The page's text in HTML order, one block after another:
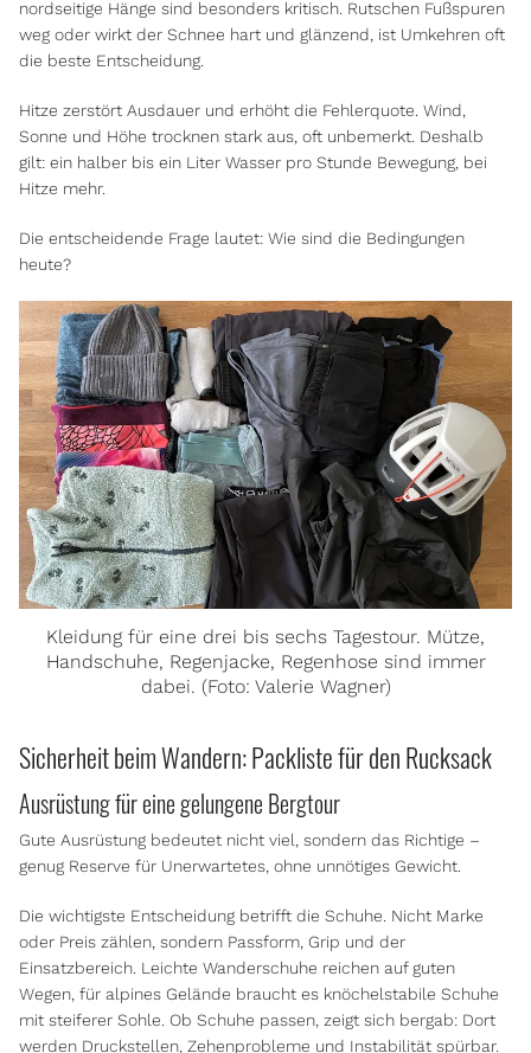
nordseitige Hänge sind besonders kritisch. Rutschen Fußspuren
weg oder wirkt der Schnee hart und glänzend, ist Umkehren oft
die beste Entscheidung.
Hitze zerstört Ausdauer und erhöht die Fehlerquote. Wind,
Sonne und Höhe trocknen stark aus, oft unbemerkt. Deshalb
gilt: ein halber bis ein Liter Wasser pro Stunde Bewegung, bei
Hitze mehr.
Die entscheidende Frage lautet: Wie sind die Bedingungen
heute?
Kleidung für eine drei bis sechs Tagestour. Mütze,
Handschuhe, Regenjacke, Regenhose sind immer
dabei. (Foto: Valerie Wagner)
Sicherheit beim Wandern: Packliste für den Rucksack
Ausrüstung für eine gelungene Bergtour
Gute Ausrüstung bedeutet nicht viel, sondern das Richtige –
genug Reserve für Unerwartetes, ohne unnötiges Gewicht.
Die wichtigste Entscheidung betrifft die Schuhe. Nicht Marke
oder Preis zählen, sondern Passform, Grip und der
Einsatzbereich. Leichte Wanderschuhe reichen auf guten
Wegen, für alpines Gelände braucht es knöchelstabile Schuhe
mit steiferer Sohle. Ob Schuhe passen, zeigt sich bergab: Dort
werden Druckstellen, Zehenprobleme und Instabilität spürbar.